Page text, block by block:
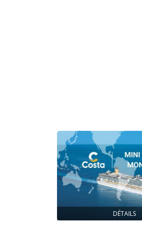
DÉTAILS